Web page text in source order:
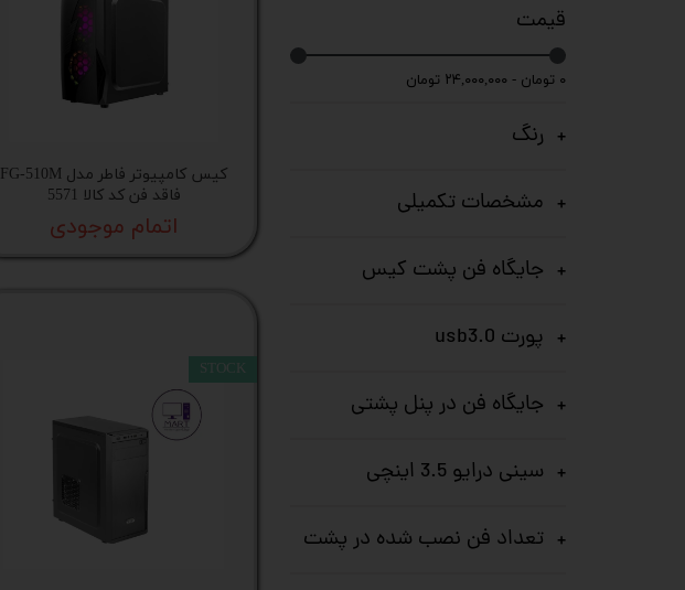
لوازم جانبی کامپیوتر
پک گیمینگ
مینی کیس استوک
چاپگر
گیم
قیمت
۰ تومان - ۲۴,۰۰۰,۰۰۰ تومان
رنگ
مشخصات تکمیلی
جایگاه فن پشت کیس
پورت usb3.0
جایگاه فن در پنل پشتی
سینی درایو 3.5 اینچی
تعداد فن نصب شده در پشت
کیس کامپیوتر فاطر مدل FG-510M
فاقد فن کد کالا 5571
اتمام موجودی
STOCK